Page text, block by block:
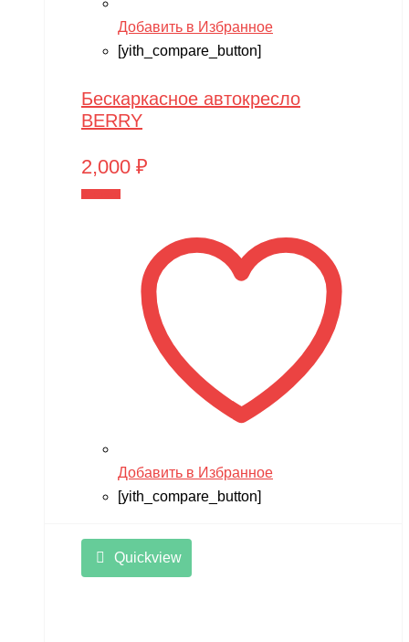
Добавить в Избранное
[yith_compare_button]
Бескаркасное автокресло
BERRY
2,000 ₽
Добавить в Избранное
[yith_compare_button]
Quickview